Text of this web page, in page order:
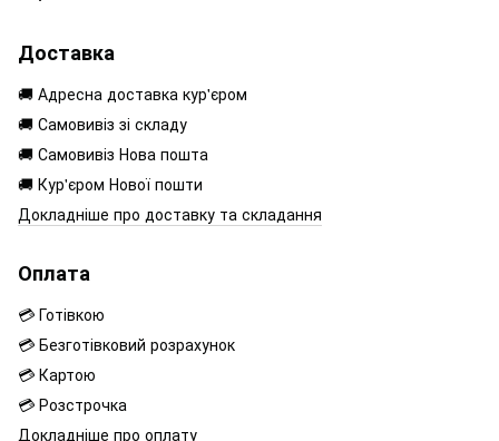
Доставка
🚚 Адресна доставка кур'єром
🚚 Самовивіз зі складу
🚚 Самовивіз Нова пошта
🚚 Кур'єром Нової пошти
Докладніше про доставку та складання
Оплата
💳 Готівкою
💳 Безготівковий розрахунок
💳 Картою
💳 Розстрочка
Докладніше про оплату